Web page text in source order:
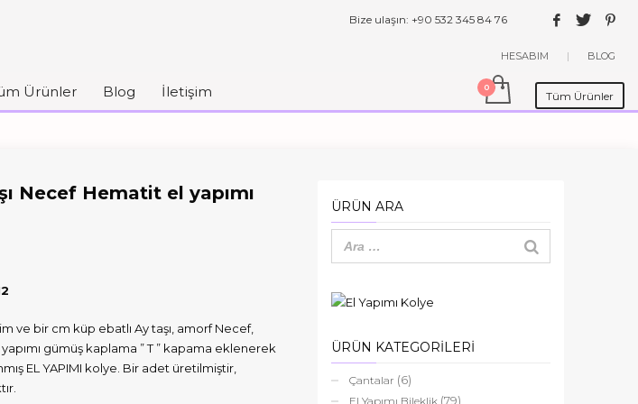
Bize ulaşın: +90 532 345 84 76
HESABIM | BLOG
Ürünler Blog İletişim Tüm Ürünler
Necef Hematit el yapımı
ve bir cm küp ebatlı Ay taşı, amorf Necef,
yapımı gümüş kaplama ” T ” kapama eklenerek
EL YAPIMI kolye. Bir adet üretilmiştir,
ÜRÜN ARA
ÜRÜN KATEGORİLERİ
Çantalar (6)
El Yapımı Bileklik (79)